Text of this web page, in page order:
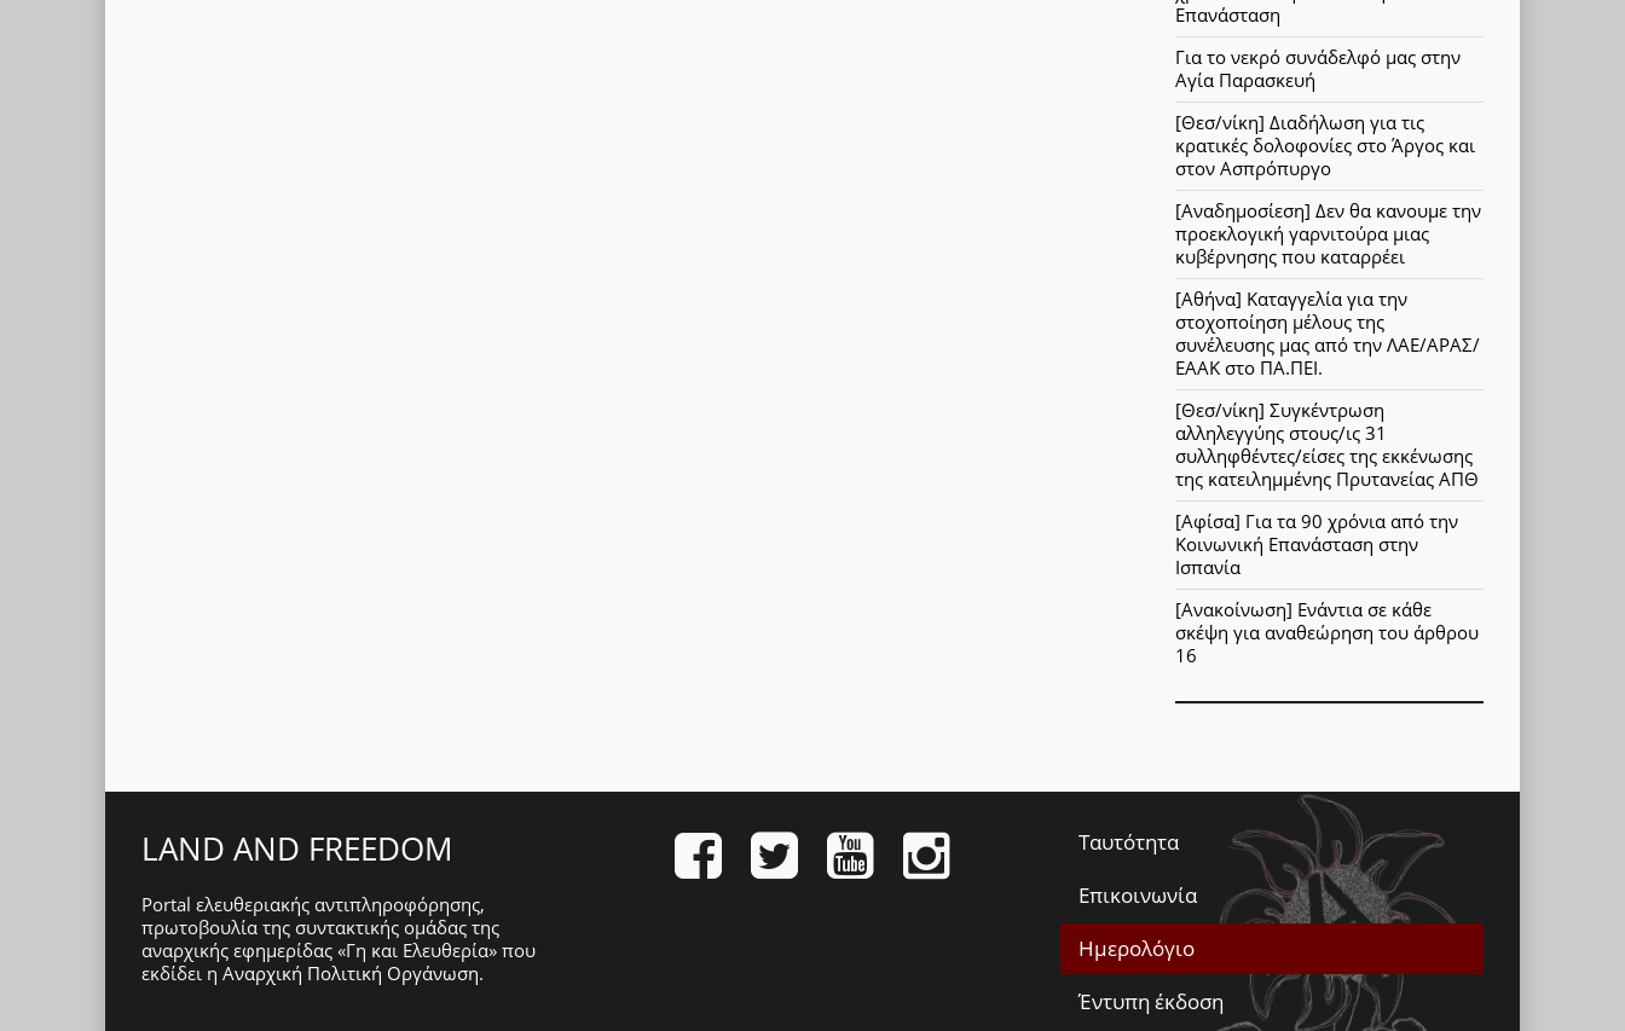
Επανάσταση
Για το νεκρό συνάδελφό μας στην
Αγία Παρασκευή
[Θεσ/νίκη] Διαδήλωση για τις
κρατικές δολοφονίες στο Άργος και
στον Ασπρόπυργο
[Αναδημοσίεση] Δεν θα κανουμε την
προεκλογική γαρνιτούρα μιας
κυβέρνησης που καταρρέει
[Αθήνα] Καταγγελία για την
στοχοποίηση μέλους της
συνέλευσης μας από την ΛΑΕ/ΑΡΑΣ/
ΕΑΑΚ στο ΠΑ.ΠΕΙ.
[Θεσ/νίκη] Συγκέντρωση
αλληλεγγύης στους/ις 31
συλληφθέντες/είσες της εκκένωσης
της κατειλημμένης Πρυτανείας ΑΠΘ
[Αφίσα] Για τα 90 χρόνια από την
Κοινωνική Επανάσταση στην
Ισπανία
[Ανακοίνωση] Ενάντια σε κάθε
σκέψη για αναθεώρηση του άρθρου
16
LAND AND FREEDOM
Portal ελευθεριακής αντιπληροφόρησης,
πρωτοβουλία της συντακτικής ομάδας της
αναρχικής εφημερίδας «Γη και Ελευθερία» που
εκδίδει η Αναρχική Πολιτική Οργάνωση.
Ταυτότητα
Επικοινωνία
Ημερολόγιο
Έντυπη έκδοση